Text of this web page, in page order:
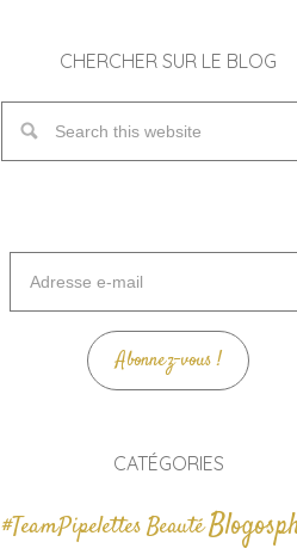
CHERCHER SUR LE BLOG
mail
Abonnez-vous !
CATÉGORIES
#TeamPipelettesBeauté